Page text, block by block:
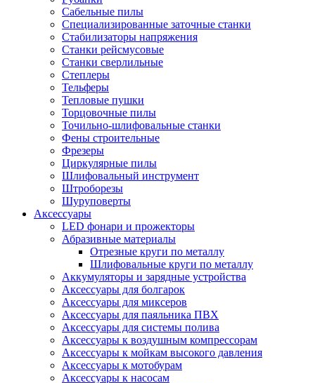
Сабельные пилы
Специализированные заточные станки
Стабилизаторы напряжения
Станки рейсмусовые
Станки сверлильные
Степлеры
Тельферы
Тепловые пушки
Торцовочные пилы
Точильно-шлифовальные станки
Фены строительные
Фрезеры
Циркулярные пилы
Шлифовальный инструмент
Штроборезы
Шуруповерты
Аксессуары
LED фонари и прожекторы
Абразивные материалы
Отрезные круги по металлу
Шлифовальные круги по металлу
Аккумуляторы и зарядные устройства
Аксессуары для болгарок
Аксессуары для миксеров
Аксессуары для паяльника ПВХ
Аксессуары для системы полива
Аксессуары к воздушным компрессорам
Аксессуары к мойкам высокого давления
Аксессуары к мотобурам
Аксессуары к насосам